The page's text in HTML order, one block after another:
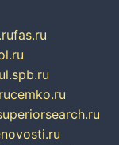
fas.ru
cemko.ru